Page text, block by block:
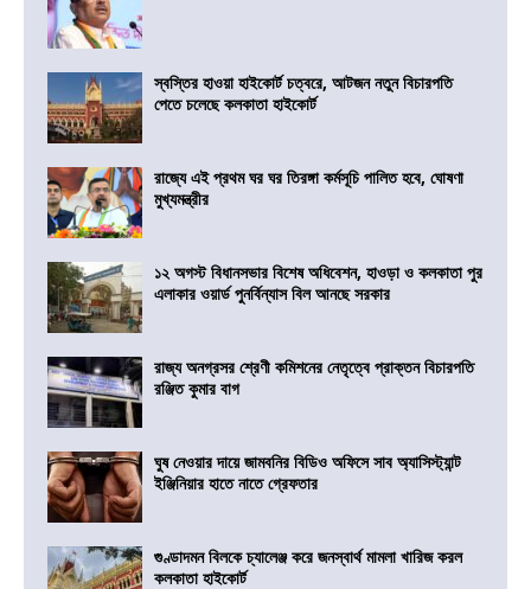
স্বস্তির হাওয়া হাইকোর্ট চত্বরে, আটজন নতুন বিচারপতি
পেতে চলেছে কলকাতা হাইকোর্ট
রাজ্যে এই প্রথম ঘর ঘর তিরঙ্গা কর্মসূচি পালিত হবে, ঘোষণা
মুখ্যমন্ত্রীর
১২ অগস্ট বিধানসভার বিশেষ অধিবেশন, হাওড়া ও কলকাতা পুর
এলাকার ওয়ার্ড পুনর্বিন্যাস বিল আনছে সরকার
রাজ্য অনগ্রসর শ্রেণী কমিশনের নেতৃত্বে প্রাক্তন বিচারপতি
রঞ্জিত কুমার বাগ
ঘুষ নেওয়ার দায়ে জামবনির বিডিও অফিসে সাব অ্যাসিস্ট্যান্ট
ইঞ্জিনিয়ার হাতে নাতে গ্রেফতার
গুণ্ডাদমন বিলকে চ্যালেঞ্জ করে জনস্বার্থ মামলা খারিজ করল
কলকাতা হাইকোর্ট